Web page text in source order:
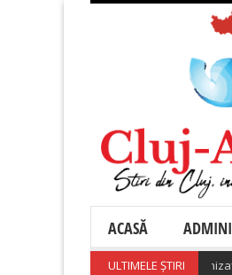
ACASĂ
ULTIMELE ȘTIRI
882.735 beneficiari de indemnizație